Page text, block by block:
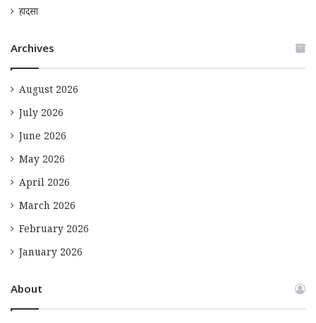
हादसा
Archives
August 2026
July 2026
June 2026
May 2026
April 2026
March 2026
February 2026
January 2026
About